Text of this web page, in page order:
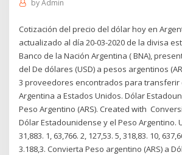
byAdmin
Cotización del precio del dólar hoy en
actualizado al día 20-03-2020 de la divisa
Banco de la Nación Argentina ( BNA),
del De dólares (USD) a pesos argentinos
3 proveedores encontrados para transferir
Argentina a Estados Unidos. Dólar
Peso Argentino (ARS). Created with
Dólar Estadounidense y el Peso Argentino.
31,883. 1, 63,766. 2, 127,53. 5, 318,83. 10,
3.188,3. Convierta Peso argentino (ARS) a